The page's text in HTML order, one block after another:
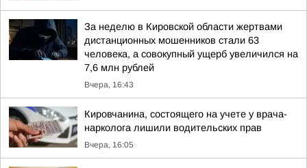
За неделю в Кировской области жертвами
дистанционных мошенников стали 63
человека, а совокупный ущерб увеличился на
7,6 млн рублей
Вчера, 16:43
Кировчанина, состоящего на учете у врача-
нарколога лишили водительских прав
Вчера, 16:05